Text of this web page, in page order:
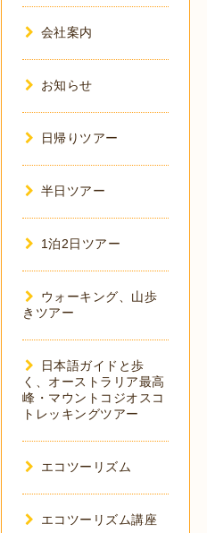
会社案内
お知らせ
日帰りツアー
半日ツアー
1泊2日ツアー
ウォーキング、山歩
きツアー
日本語ガイドと歩
く、オーストラリア最高
峰・マウントコジオスコ
トレッキングツアー
エコツーリズム
エコツーリズム講座